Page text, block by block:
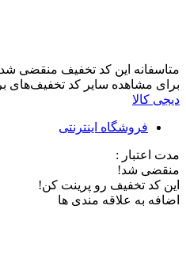
متاسفانه این کد تخفیف منقضی
برای مشاهده سایر کد تخفیف‌های
دیجی کالا
فروشگاه اینترنتی
مدت اعتبار :
منقضی شد!
این کد تخفیف رو پرینت کن!
اضافه به علاقه مندی ها